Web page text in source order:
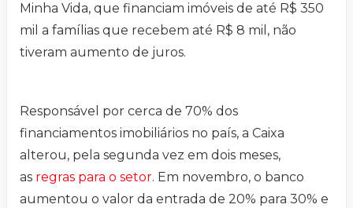
Minha Vida, que financiam imóveis de até R$ 350
mil a famílias que recebem até R$ 8 mil, não
tiveram aumento de juros.
Responsável por cerca de 70% dos
financiamentos imobiliários no país, a Caixa
alterou, pela segunda vez em dois meses,
as regras para o setor. Em novembro, o banco
aumentou o valor da entrada de 20% para 30% e